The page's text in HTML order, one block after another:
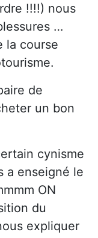
!!!!) nous
…
la course
de
un bon
cynisme
a enseigné le
ON
du
expliquer